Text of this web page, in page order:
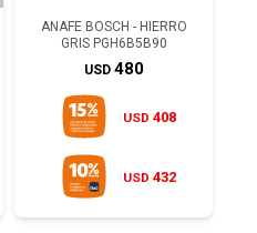
ANAFE BOSCH - HIERRO
GRIS PGH6B5B90
USD 480
USD 408
USD 432